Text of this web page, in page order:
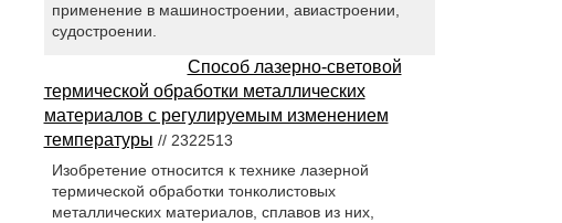
применение в машиностроении, авиастроении,
судостроении.
Способ лазерно-световой
термической обработки металлических
материалов с регулируемым изменением
температуры // 2322513
Изобретение относится к технике лазерной
термической обработки тонколистовых
металлических материалов, сплавов из них,